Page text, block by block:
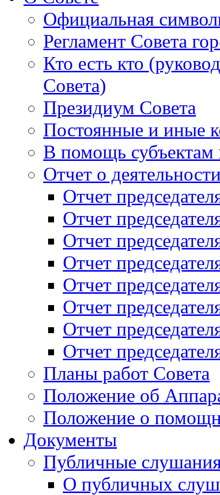
Официальная
Регламент Совета
Кто есть кто
Совета)
Президиум Совета
Постоянные и иные
В помощь субъектам
Отчет о
Отчет
Отчет
Отчет
Отчет
Отчет
Отчет
Отчет
Отчет
Планы работ Совета
Положение об
Положение о
Документы
Публичные
О публичных